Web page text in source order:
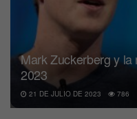
Mark Zuckerberg y
2023
21 DE JULIO DE 2023 786